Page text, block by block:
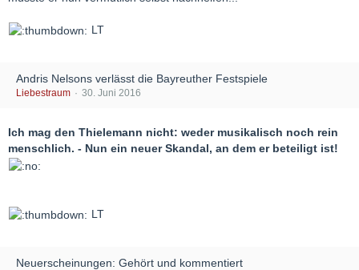
LT
Andris Nelsons verlässt die Bayreuther Festspiele
Liebestraum 30. Juni 2016
Ich mag den Thielemann nicht: weder musikalisch noch rein
menschlich. - Nun ein neuer Skandal, an dem er beteiligt ist!
LT
Neuerscheinungen: Gehört und kommentiert